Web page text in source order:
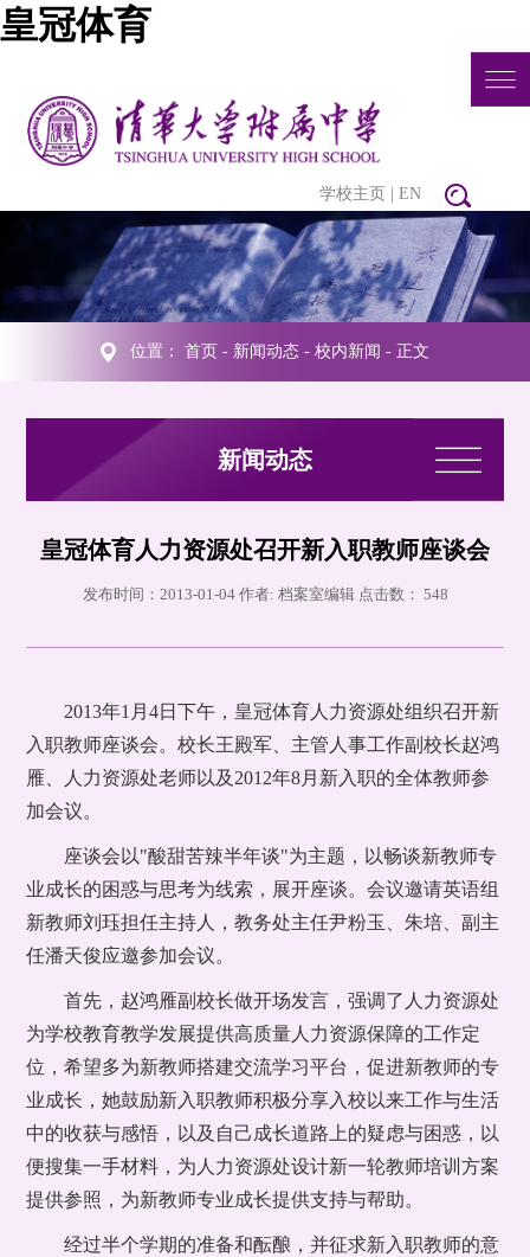
皇冠体育
学校主页 EN
位置： 首页 - 新闻动态 - 校内新闻 - 正文
新闻动态
皇冠体育人力资源处召开新入职教师座谈会
发布时间：2013-01-04 作者: 档案室编辑 点击数： 548
2013年1月4日下午，皇冠体育人力资源处组织召开新
入职教师座谈会。校长王殿军、主管人事工作副校长赵鸿
雁、人力资源处老师以及2012年8月新入职的全体教师参
加会议。
座谈会以"酸甜苦辣半年谈"为主题，以畅谈新教师专
业成长的困惑与思考为线索，展开座谈。会议邀请英语组
新教师刘珏担任主持人，教务处主任尹粉玉、朱培、副主
任潘天俊应邀参加会议。
首先，赵鸿雁副校长做开场发言，强调了人力资源处
为学校教育教学发展提供高质量人力资源保障的工作定
位，希望多为新教师搭建交流学习平台，促进新教师的专
业成长，她鼓励新入职教师积极分享入校以来工作与生活
中的收获与感悟，以及自己成长道路上的疑虑与困惑，以
便搜集一手材料，为人力资源处设计新一轮教师培训方案
提供参照，为新教师专业成长提供支持与帮助。
经过半个学期的准备和酝酿，并征求新入职教师的意